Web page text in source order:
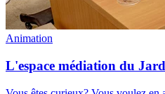
Animation
L'espace médiation du